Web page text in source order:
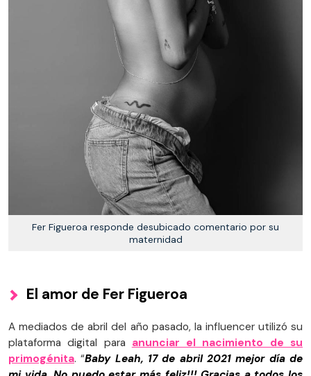
Fer Figueroa responde desubicado comentario por su
maternidad
El amor de Fer Figueroa
A mediados de abril del año pasado, la influencer utilizó su
plataforma digital para anunciar el nacimiento de su
primogénita. “Baby Leah, 17 de abril 2021 mejor día de